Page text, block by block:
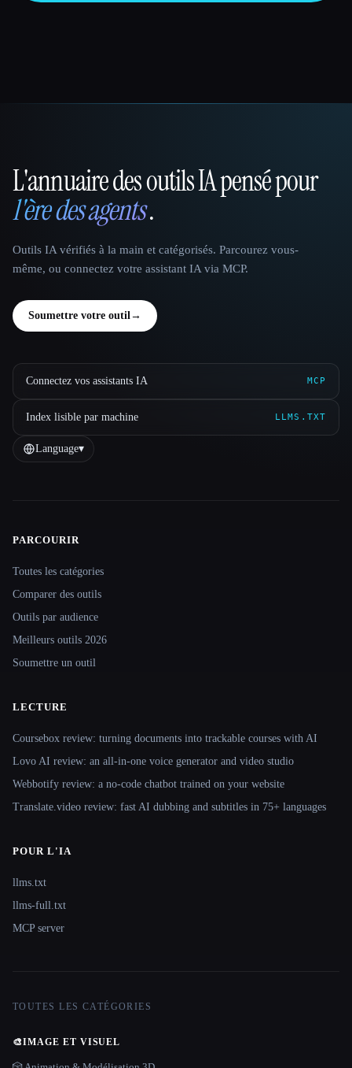
That AI Collection
L'annuaire des outils IA pensé pour
l'ère des agents.
Outils IA vérifiés à la main et catégorisés. Parcourez vous-
même, ou connectez votre assistant IA via MCP.
Soumettre votre outil→
Connectez vos assistants IA MCP
Index lisible par machine LLMS.TXT
Language▾
Site navigation
PARCOURIR
Toutes les catégories
Comparer des outils
Outils par audience
Meilleurs outils 2026
Soumettre un outil
LECTURE
Coursebox review: turning documents into trackable courses with AI
Lovo AI review: an all-in-one voice generator and video studio
Webbotify review: a no-code chatbot trained on your website
Translate.video review: fast AI dubbing and subtitles in 75+ languages
POUR L'IA
llms.txt
llms-full.txt
MCP server
TOUTES LES CATÉGORIES
🎨IMAGE ET VISUEL